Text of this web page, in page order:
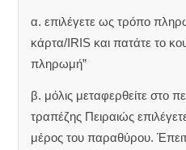
α. επιλέγετε ως τρόπο
κάρτα/IRIS και πατάτε το
πληρωμή”
β. μόλις μεταφερθείτε στο
τραπέζης Πειραιώς
μέρος του παραθύρου.